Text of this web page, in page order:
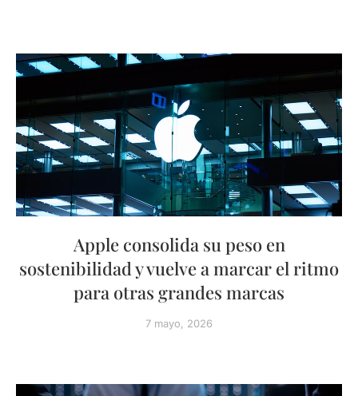
Apple consolida su peso en
sostenibilidad y vuelve a marcar el ritmo
para otras grandes marcas
7 mayo, 2026